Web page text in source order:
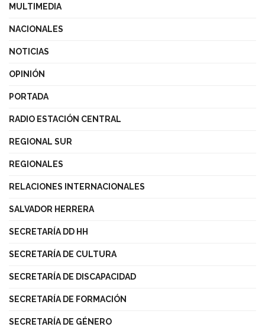
MULTIMEDIA
NACIONALES
NOTICIAS
OPINIÓN
PORTADA
RADIO ESTACIÓN CENTRAL
REGIONAL SUR
REGIONALES
RELACIONES INTERNACIONALES
SALVADOR HERRERA
SECRETARÍA DD HH
SECRETARÍA DE CULTURA
SECRETARÍA DE DISCAPACIDAD
SECRETARÍA DE FORMACIÓN
SECRETARÍA DE GÉNERO